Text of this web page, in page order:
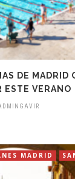
DE MADRID
ESTE VERANO
MADRID